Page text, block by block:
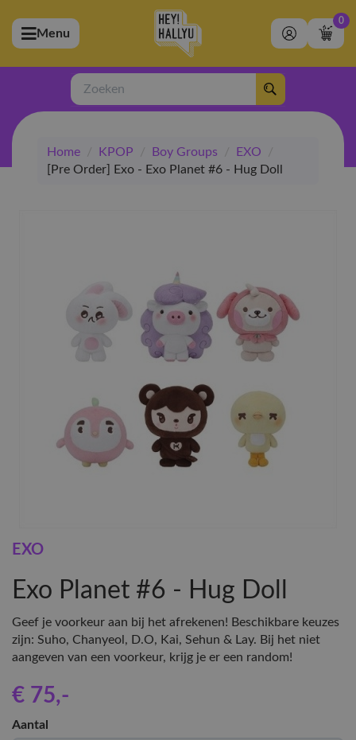
(Artiesten)
(Merchandise)
(Exclusive)
(Winkel)
Menu
0
Zoeken
Home / KPOP / Boy Groups / EXO
/
[Pre Order] Exo - Exo Planet #6 - Hug Doll
EXO
Exo Planet #6 - Hug Doll
Geef je voorkeur aan bij het afrekenen! Beschikbare keuzes
zijn: Suho, Chanyeol, D.O, Kai, Sehun & Lay. Bij het niet
aangeven van een voorkeur, krijg je er een random!
€ 75,-
Aantal